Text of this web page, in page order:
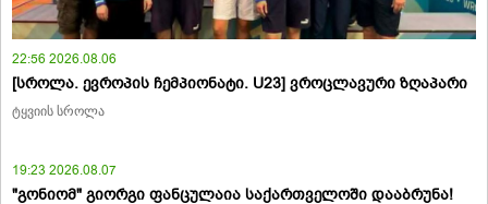
22:56 2026.08.06
[სროლა. ევროპის ჩემპიონატი. U23] ვროცლავური ზღაპარი
ტყვიის სროლა
19:23 2026.08.07
"გონიომ" გიორგი ფანცულაია საქართველოში დააბრუნა!